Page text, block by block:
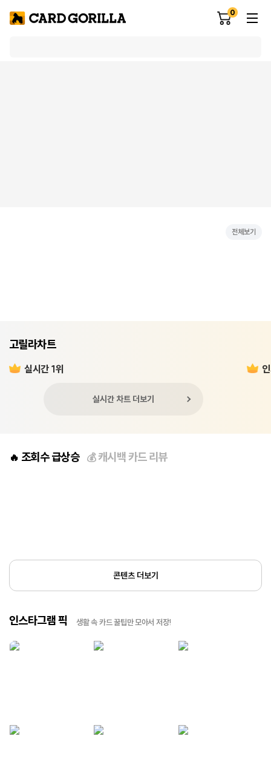
0
전체보기
고릴라차트
실시간 1위
실시간 차트 더보기
🔥 조회수 급상승 💰캐시백 카드 리뷰
콘텐츠 더보기
인스타그램 픽 생활 속 카드 꿀팁만 모아서 저장!